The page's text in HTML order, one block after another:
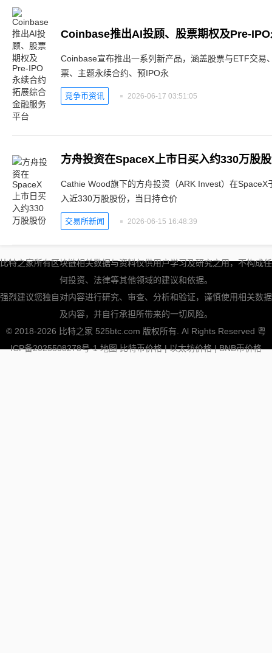
Coinbase宣布推出一系列新产品，涵盖股票与ETF交易
票、主题永续合约、预IPO永
竞争币资讯 2026-06-17 03:51:05
方舟投资在SpaceX上市日买入约330万股
Cathie Wood旗下的方舟投资（ARK Invest）在
入近330万股股份，当日持仓价
交易所新闻 2026-06-15 16:48:39
比特之家所有区块链相关数据与资料仅供用户学习及研究之用，不构成任
何投资、法律等其他领域的建议和依据。
强烈建议您独自对内容进行研究、审查、分析和验证，谨慎使用相关数据
及内容，并自行承担所带来的一切风险。
© 2018-2026 比特之家 525btc.com 版权所有. Al Rights Reserved 粤
ICP备2025508278号-1 地图 比特币价格|以太坊价格|BNB币价格